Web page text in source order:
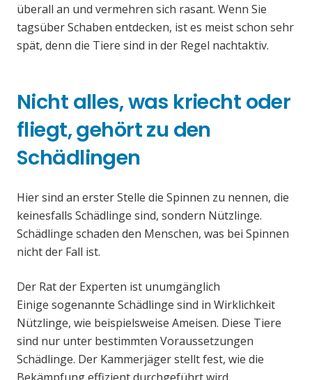
überall an und vermehren sich rasant. Wenn Sie
tagsüber Schaben entdecken, ist es meist schon sehr
spät, denn die Tiere sind in der Regel nachtaktiv.
Nicht alles, was kriecht oder
fliegt, gehört zu den
Schädlingen
Hier sind an erster Stelle die Spinnen zu nennen, die
keinesfalls Schädlinge sind, sondern Nützlinge.
Schädlinge schaden den Menschen, was bei Spinnen
nicht der Fall ist.
Der Rat der Experten ist unumgänglich
Einige sogenannte Schädlinge sind in Wirklichkeit
Nützlinge, wie beispielsweise Ameisen. Diese Tiere
sind nur unter bestimmten Voraussetzungen
Schädlinge. Der Kammerjäger stellt fest, wie die